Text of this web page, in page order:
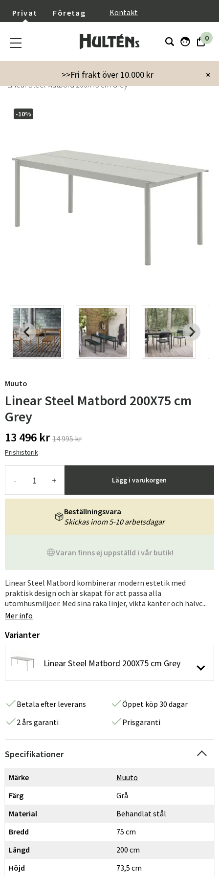
Privat Företag Kontakt
0
×
>>Fri frakt över 10.000 kr
Utemöbler Utebord
Matbord
Linear Steel Matbord 200X75 cm Grey
-10%
Muuto
Linear Steel Matbord 200X75 cm
Grey
13 496 kr 14 995 kr
Prishistorik
- + Lägg i varukorgen
Varan finns ej uppställd i vår butik!
Beställningsvara
Skickas inom 5-10 arbetsdagar
Linear Steel Matbord kombinerar modern estetik med
praktisk design och är skapat för att passa alla
utomhusmiljöer. Med sina raka linjer, vikta kanter och halvc...
Mer info
Varianter
Linear Steel Matbord 200X75 cm Grey
Betala efter leverans
Öppet köp 30 dagar
2 års garanti
Prisgaranti
Specifikationer
Märke
Muuto
Färg
Grå
Material
Behandlat stål
Bredd
75 cm
Längd
200 cm
Höjd
73,5 cm